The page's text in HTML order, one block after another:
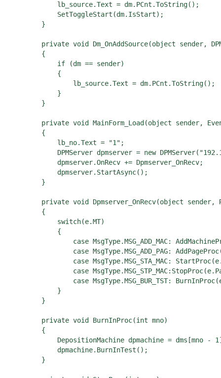
            lb_source.Text = dm.PCnt.ToString();
            SetToggleStart(dm.IsStart);
        }
private void Dm_OnAddSource(object sender,
        {
            if (dm == sender)
            {
                lb_source.Text = dm.PCnt.ToString();
            }
        }
private void MainForm_Load(object sender,
        {
            lb_no.Text = "1";
DPMServer dpmserver = new
            dpmserver.OnRecv += Dpmserver_OnRecv;
            dpmserver.StartAsync();
        }
private void Dpmserver_OnRecv(object sender,
        {
            switch(e.MT)
            {
case MsgType.MSG_ADD_MAC:
case MsgType.MSG_ADD_PAG:
case MsgType.MSG_STA_MAC:
case
case MsgType.MSG_BUR_TST:
            }
        }
        private void BurnInProc(int mno)
        {
DepositionMachine dpmachine = dms[mno -
            dpmachine.BurnInTest();
        }